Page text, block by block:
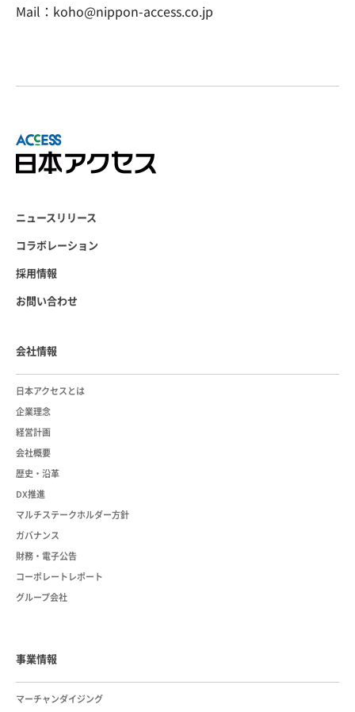
Mail：koho@nippon-access.co.jp
ニュースリリース
コラボレーション
採用情報
お問い合わせ
会社情報
日本アクセスとは
企業理念
経営計画
会社概要
歴史・沿革
DX推進
マルチステークホルダー方針
ガバナンス
財務・電子公告
コーポレートレポート
グループ会社
事業情報
マーチャンダイジング